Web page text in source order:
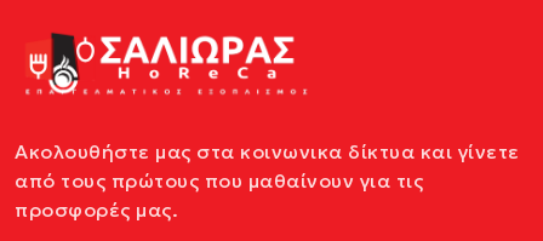
Ακολουθήστε μας στα κοινωνικα δίκτυα και γίνετε
από τους πρώτους που μαθαίνουν για τις
προσφορές μας.